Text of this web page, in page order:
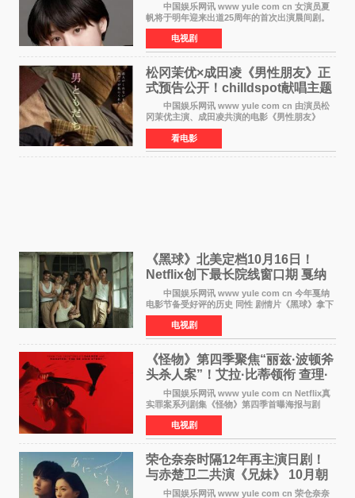
中国娱乐网讯 www yule com cn 女演员夏
帆将于明年迎来出道25周年的首次出演晨间剧。
NHK于8月4日宣布她将出演明年（2027年度）上
半期的晨间剧《巡游的天鹅》，饰演与女主角森
田望智饰演的生
电视剧
松冈茉优×成田凌《男性朋友》正
式预告公开！chilldspot献唱主题
中国娱乐网讯 www yule com cn 由演员松
冈茉优主演、成田凌共演的电影《男性朋友》
（三岛有纪子执导，11月6日上映）于8月5日公开
正式视觉图与正式预告片。同时，三人乐队
chilldspot为该片创
看电影
《黑球》北美定档10月16日！
Netflix创下最长院线窗口期 戛纳
最佳导演加持
中国娱乐网讯 www yule com cn 今年戛纳
电影节备受好评的历史 同性 剧情片《黑球》拿下
Netflix美国发行电影的最长院线放映期——该片
最新定档今年10月16日美国影院上映（此前定档
11月6日，如
电视剧
《怪物》第四季聚焦“丽兹·波顿斧
头杀人案”！艾拉·比蒂领衔 查理·
汉纳姆、莎拉·保
中国娱乐网讯 www yule com cn Netflix真
实罪案系列剧集《怪物》第四季首曝海报与剧
照，聚焦鹅妈妈童谣亦有记载的著名血腥杀人案
——丽兹·波顿砍死生父与继母案。 本季由艾
拉·比蒂饰
电视剧
荣仓奈奈时隔12年再主演日剧！
与赤楚卫二共演《兄妹》 10月朝
日新档开播
中国娱乐网讯 www yule com cn 荣仓奈奈